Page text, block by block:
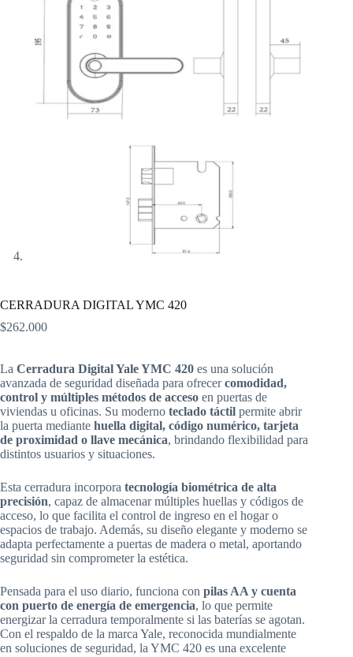
CERRADURA DIGITAL YMC 420
$262.000
La Cerradura Digital Yale YMC 420 es una solución
avanzada de seguridad diseñada para ofrecercomodidad,
control y múltiples métodos de acceso en puertas de
viviendas u oficinas. Su moderno teclado táctil permite abrir
la puerta mediante huella digital, código numérico, tarjeta
de proximidad o llave mecánica, brindando flexibilidad para
distintos usuarios y situaciones.
Esta cerradura incorpora tecnología biométrica de alta
precisión, capaz de almacenar múltiples huellas y códigos de
acceso, lo que facilita el control de ingreso en el hogar o
espacios de trabajo. Además, su diseño elegante y moderno se
adapta perfectamente a puertas de madera o metal, aportando
seguridad sin comprometer la estética.
Pensada para el uso diario, funciona con pilas AA y cuenta
con puerto de energía de emergencia, lo que permite
energizar la cerradura temporalmente si las baterías se agotan.
Con el respaldo de la marca Yale, reconocida mundialmente
en soluciones de seguridad, la YMC 420 es una excelente